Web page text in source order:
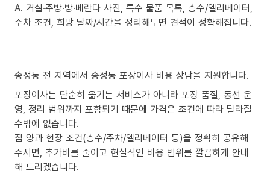
A. 거실·주방·방·베란다 사진, 특수 물품 목록, 층수/엘리베이터,
주차 조건, 희망 날짜/시간을 정리해두면 견적이 정확해집니다.
송정동 전 지역에서 송정동 포장이사 비용 상담을 지원합니다.
포장이사는 단순히 옮기는 서비스가 아니라 포장 품질, 동선 운
영, 정리 범위까지 포함되기 때문에 가격은 조건에 따라 달라질
수밖에 없습니다.
짐 양과 현장 조건(층수/주차/엘리베이터 등)을 정확히 공유해
주시면, 추가비를 줄이고 현실적인 비용 범위를 깔끔하게 안내
해 드리겠습니다.